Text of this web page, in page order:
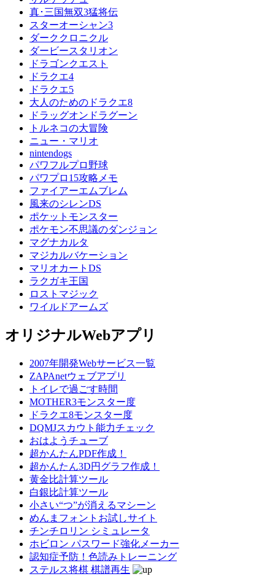
真･三国無双3猛将伝
スターオーシャン3
ダーククロニクル
ダービースタリオン
ドラゴンクエスト
ドラクエ4
ドラクエ5
大人のためのドラクエ8
ドラッグオンドラグーン
トルネコの大冒険
ニュー・マリオ
nintendogs
パワフルプロ野球
パワプロ15攻略メモ
ファイアーエムブレム
風来のシレンDS
ポケットモンスター
ポケモン不思議のダンジョン
マグナカルタ
マジカルバケーション
マリオカートDS
ラクガキ王国
ロストマジック
ワイルドアームズ
オリジナルWebアプリ
2007年開発Webサービス一覧
ZAPAnetウェブアプリ
トイレで過ごす時間
MOTHER3モンスター度
ドラクエ8モンスター度
DQMJスカウト能力チェック
おはようチューブ
超かんたんPDF作成！
超かんたん3D円グラフ作成！
黄金比計算ツール
白銀比計算ツール
小さい“つ”が消えるマシーン
めんまフォントお試しサイト
チンチロリン シミュレータ
ホビロン パスワード強化メーカー
認知症予防！色読みトレーニング
ステルス将棋 棋譜再生